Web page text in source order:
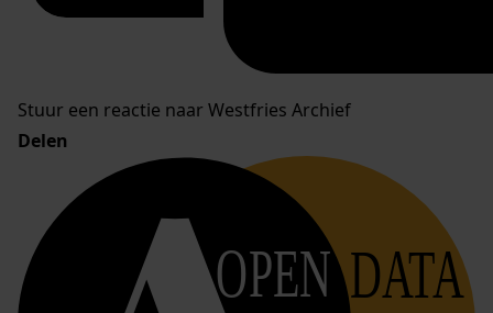
Stuur een reactie naar Westfries Archief
Delen
OPEN DATA